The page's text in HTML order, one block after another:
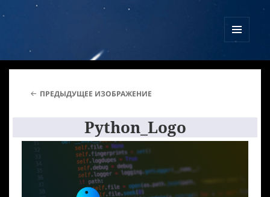
ВИДЖЕТЫ
ПРЕДЫДУЩЕЕ ИЗОБРАЖЕНИЕ
Python_Logo